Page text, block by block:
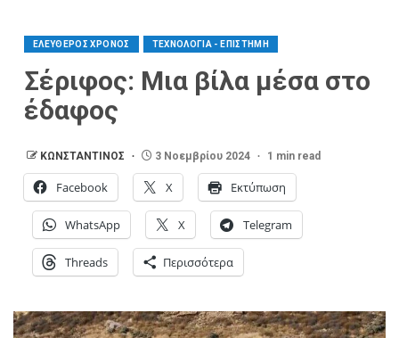
ΕΛΕΥΘΕΡΟΣ ΧΡΟΝΟΣ ΤΕΧΝΟΛΟΓΙΑ - ΕΠΙΣΤΗΜΗ
Σέριφος: Μια βίλα μέσα στο
έδαφος
ΚΩΝΣΤΑΝΤΙΝΟΣ 3 Νοεμβρίου 2024 1 min read
Facebook X Εκτύπωση
WhatsApp X Telegram
Threads Περισσότερα